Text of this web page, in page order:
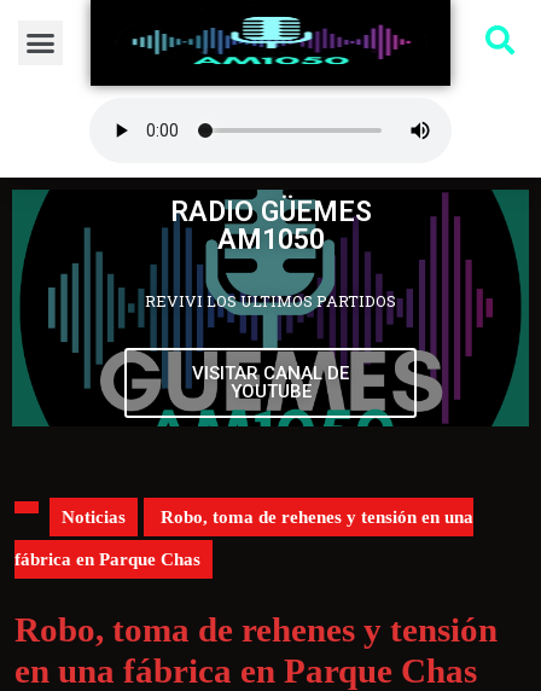
RADIO GÜEMES
AM1050
REVIVI LOS ULTIMOS PARTIDOS
VISITAR CANAL DE
YOUTUBE
Noticias Robo, toma de rehenes y tensión en una
fábrica en Parque Chas
Robo, toma de rehenes y tensión
en una fábrica en Parque Chas